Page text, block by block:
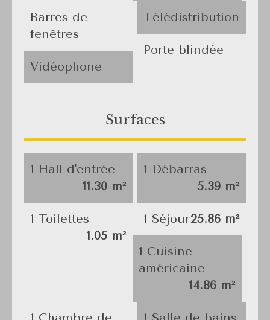
Télédistribution
Barres de
fenêtres
Porte blindée
Vidéophone
Surfaces
1 Hall d'entrée
11.30 m²
1 Débarras
5.39 m²
1 Toilettes
1.05 m²
1 Séjour25.86 m²
1 Cuisine
américaine
14.86 m²